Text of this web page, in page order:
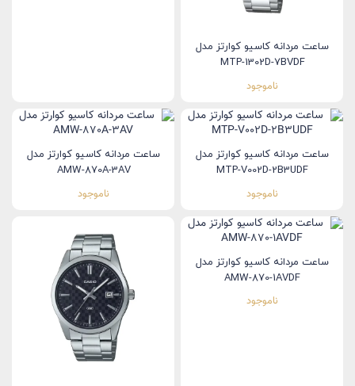
ساعت مردانه کاسیو کوارتز مدل
MTP-1302D-7BVDF
ناموجود
ساعت مردانه کاسیو کوارتز مدل
MTP-V002D-2B3UDF
ناموجود
ساعت مردانه کاسیو کوارتز مدل
AMW-870A-3AV
ناموجود
ساعت مردانه کاسیو کوارتز مدل
AMW-870-1AVDF
ناموجود